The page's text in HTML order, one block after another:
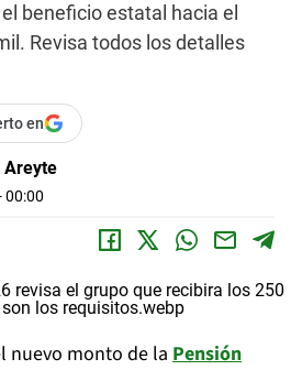
beneficio estatal hacia el
Revisa todos los detalles
en
Areyte
00:00
nuevo monto de la Pensión